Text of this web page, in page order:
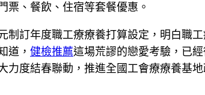
票、餐飲、住宿等套餐優惠。
訂年度職工療療養打算設定，明白職
道， 健檢推薦這場荒謬的戀愛考驗，已
力度結春聯動，推進全國工會療療養基